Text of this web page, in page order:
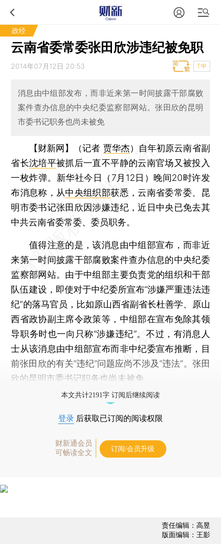
政经
云南省委常委张田欣涉违纪被免职
2014年07月12日 20:53 T中
消息由中组部发布，而非近来第一时间披露干部腐败
案件查办信息的中央纪委监察部网站。张田欣的昆明
市委书记职务也尚未被免
【财新网】（记者 贾华杰） 自年初原云南省副
省长沈培平被抓后一直不平静的云南官场又被投入
一枚炸弹。新华社今日（7月12日）晚间20时许发
布消息称，从中央组织部获悉，云南省委常委、昆
明市委书记张田欣因涉嫌违纪，近日中央已免去其
中共云南省委常委、委员职务。
值得注意的是，该消息由中组部宣布，而非近
来第一时间披露干部腐败案件查办信息的中央纪委
监察部网站。由于中组部主要负责党的组织和干部
队伍建设，即使对于中纪委所宣布“涉嫌严重违法违
纪”的落马官员，比如原山西省副省长杜善学、原山
西省政协副主席令政策等，中组部在宣布免除其领
导职务时也一向只称“涉嫌违纪”。不过，有消息人
士从该消息由中组部宣布而非中纪委宣布推断，目
前张田欣的有关“违纪”问题应尚不涉及“违法”。张田
欣的昆明市委书记职务也尚未被免。
本文共计2191字 订阅后继续阅读
登录 后获取已订阅的阅读权限
财新通会员
可畅读全文
订阅/会员升级
责任编辑：高昱
版面编辑：王影